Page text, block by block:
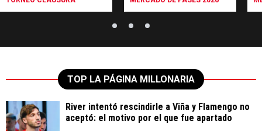
TOP LA PÁGINA MILLONARIA
River intentó rescindirle a Viña y Flamengo no
aceptó: el motivo por el que fue apartado